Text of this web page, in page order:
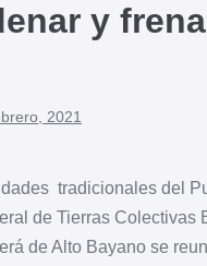
y
2021
tradicionales del
de Tierras Colectivas
de Alto Bayano se